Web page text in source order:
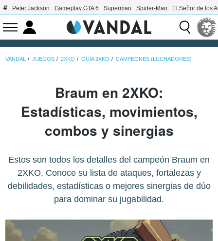
Peter Jackson Gameplay GTA 6 Superman Spider-Man El Señor de los
VANDAL JUEGOS 2XKO GUÍA 2XKO CAMPEONES (LUCHADORES)
Braum en 2XKO:
Estadísticas, movimientos,
combos y sinergias
Estos son todos los detalles del campeón Braum en
2XKO. Conoce su lista de ataques, fortalezas y
debilidades, estadísticas o mejores sinergias de dúo
para dominar su jugabilidad.